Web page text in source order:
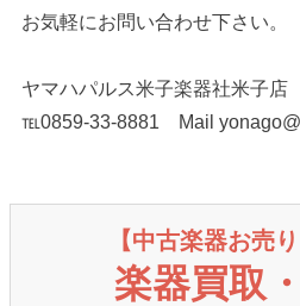
お気軽にお問い合わせ下さい。
ヤマハパルス米子楽器社米子店
℡0859-33-8881 Mail
【中古楽器お売
楽器買取